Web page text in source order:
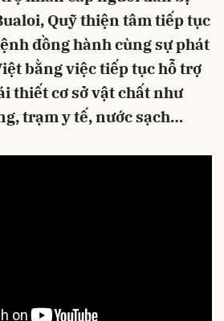
Quỹ thiện tâm tiếp tục
đồng hành cùng sự phát
bằng việc tiếp tục hỗ trợ
thiết cơ sở vật chất như
trạm y tế, nước sạch…